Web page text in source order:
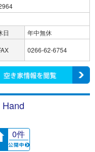
日
年中無休
0266-62-6754
0件